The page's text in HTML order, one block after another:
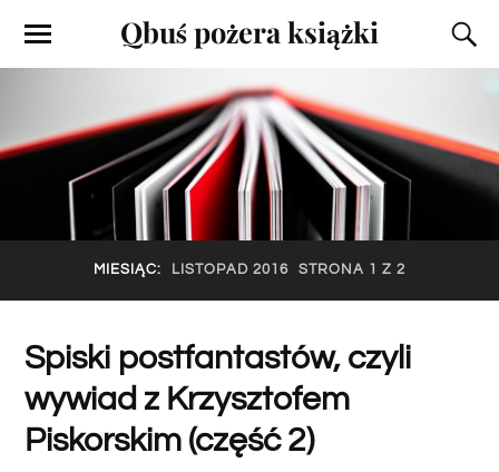
Qbuś pożera książki
MIESIĄC: LISTOPAD 2016 STRONA 1 Z 2
Spiski postfantastów, czyli
wywiad z Krzysztofem
Piskorskim (część 2)